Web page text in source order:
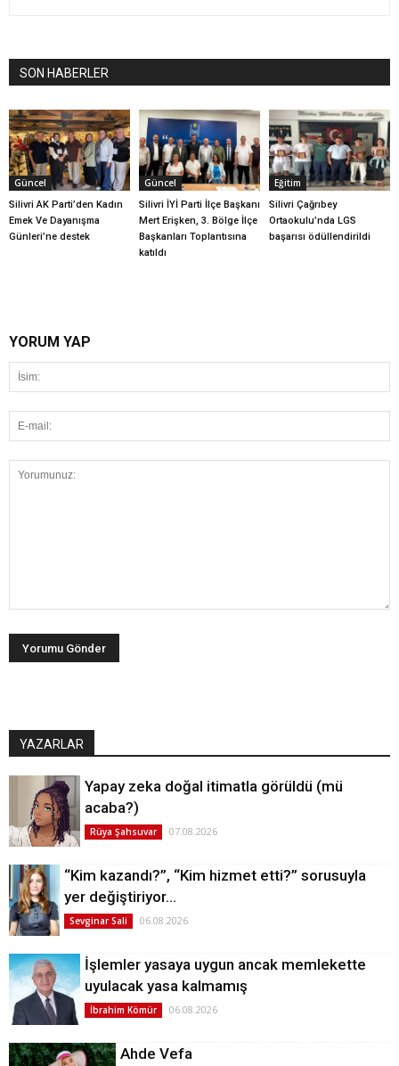
SON HABERLER
Güncel
Silivri AK Parti’den Kadın
Emek Ve Dayanışma
Günleri’ne destek
Güncel
Silivri İYİ Parti İlçe Başkanı
Mert Erişken, 3. Bölge İlçe
Başkanları Toplantısına
katıldı
Eğitim
Silivri Çağrıbey
Ortaokulu’nda LGS
başarısı ödüllendirildi
YORUM YAP
YAZARLAR
Yapay zeka doğal itimatla görüldü (mü
acaba?)
Rüya Şahsuvar 07.08.2026
“Kim kazandı?”, “Kim hizmet etti?” sorusuyla
yer değiştiriyor…
Sevginar Sali 06.08.2026
İşlemler yasaya uygun ancak memlekette
uyulacak yasa kalmamış
İbrahim Kömür 06.08.2026
Ahde Vefa